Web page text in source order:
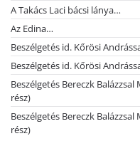
A Takács Laci bácsi lánya…
Az Edina…
Beszélgetés id. Kőrösi
Beszélgetés id. Kőrösi
Beszélgetés Bereczk
rész)
Beszélgetés Bereczk
rész)